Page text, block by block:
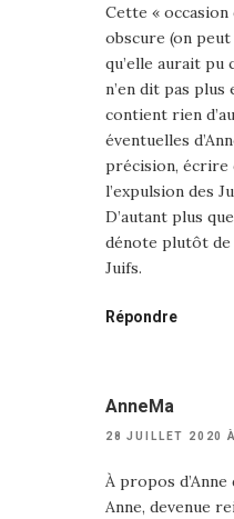
Cette «
obscure (on
qu’elle aurait pu
n’en dit pas
contient rien
éventuelles
précision, écrire
l’expulsion des
D’autant plus
dénote plutôt de
Juifs.
Répondre
AnneMa
28 JUILLET 2020
À propos
Anne, devenue